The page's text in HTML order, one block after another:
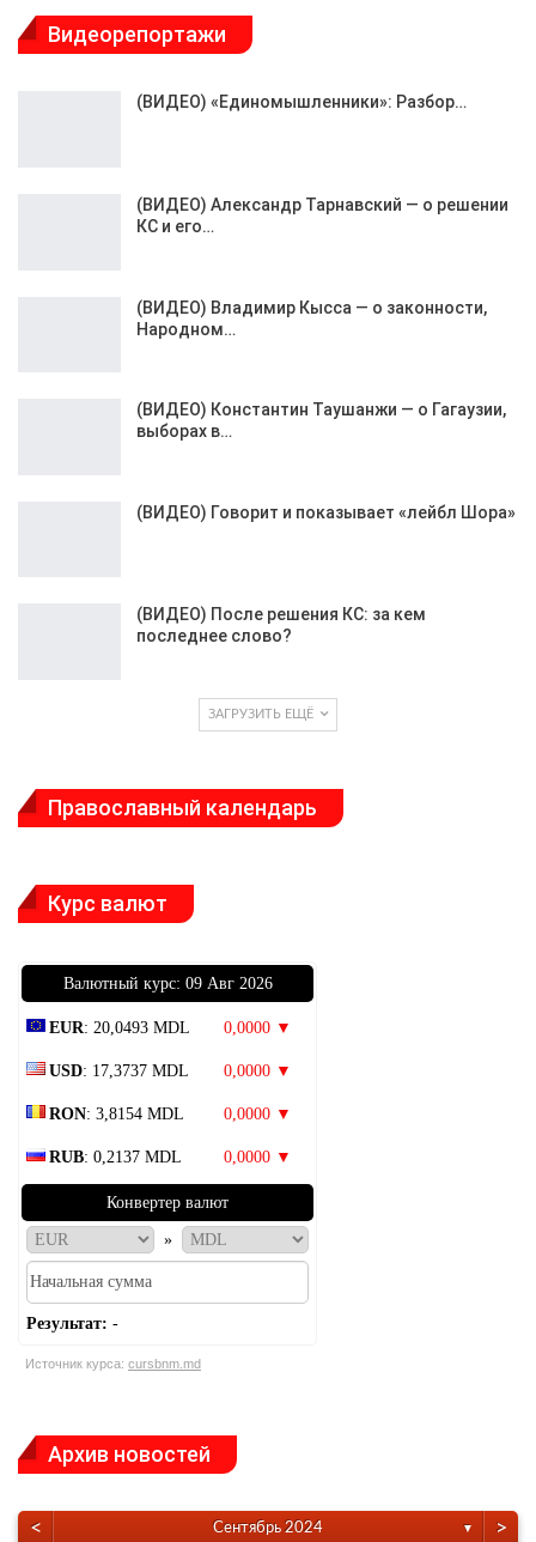
Видеорепортажи
(ВИДЕО) «Единомышленники»: Разбор…
(ВИДЕО) Александр Тарнавский — о решении
КС и его…
(ВИДЕО) Владимир Кысса — о законности,
Народном…
(ВИДЕО) Константин Таушанжи — о Гагаузии,
выборах в…
(ВИДЕО) Говорит и показывает «лейбл Шора»
(ВИДЕО) После решения КС: за кем
последнее слово?
ЗАГРУЗИТЬ ЕЩЁ
Православный календарь
Курс валют
Bалютный курс: 09 Авг 2026
EUR: 20,0493 MDL 0,0000 ▼
USD: 17,3737 MDL 0,0000 ▼
RON: 3,8154 MDL 0,0000 ▼
RUB: 0,2137 MDL 0,0000 ▼
Конвертер валют
»
Результат: -
Источник курса: cursbnm.md
Архив новостей
< Сентябрь 2024 ▼ >